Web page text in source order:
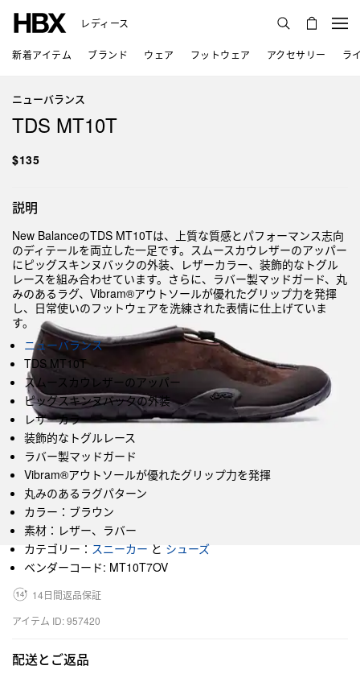
レディース
新着アイテム ブランド ウェア フットウェア アクセサリー ラ
ニューバランス
TDS MT10T
$135
説明
New BalanceのTDS MT10Tは、上質な質感とパフォーマンス志向
のディテールを両立した一足です。スムースカウレザーのアッパー
にピッグスキンヌバックの外装、レザーカラー、装飾的なトグル
レースを組み合わせています。さらに、ラバー製マッドガード、丸
みのあるラグ、Vibram®アウトソールが優れたグリップ力を発揮
し、日常使いのフットウェアを洗練された表情に仕上げていま
す。
ニューバランス
TDS MT10T
スムースカウレザーのアッパー
ピッグスキンヌバックの外装
レザーカラー
装飾的なトグルレース
ラバー製マッドガード
Vibram®アウトソールが優れたグリップ力を発揮
丸みのあるラグパターン
カラー：ブラウン
素材：レザー、ラバー
カテゴリー： スニーカー と シューズ
ベンダーコード: MT10T7OV
14日間返品保証
アイテム ID: 957420
配送とご返品